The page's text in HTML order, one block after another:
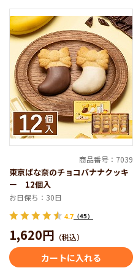
商品番号：7039
東京ばな奈のチョコバナナクッキ
ー 12個入
お日保ち：30日
4.7 （45）
1,620円 （税込）
カートに入れる